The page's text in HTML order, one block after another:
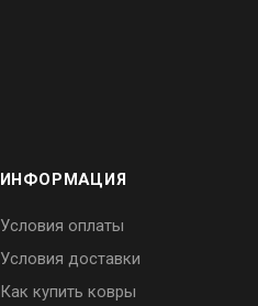
ИНФОРМАЦИЯ
Условия оплаты
Условия доставки
Как купить ковры